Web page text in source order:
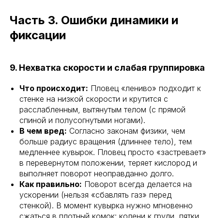
Часть 3. Ошибки динамики и
фиксации
9. Нехватка скорости и слабая группировка
Что происходит: Пловец «лениво» подходит к
стенке на низкой скорости и крутится с
расслабленным, вытянутым телом (с прямой
спиной и полусогнутыми ногами).
В чем вред: Согласно законам физики, чем
больше радиус вращения (длиннее тело), тем
медленнее кувырок. Пловец просто «застревает»
в перевернутом положении, теряет кислород и
выполняет поворот неоправданно долго.
Как правильно: Поворот всегда делается на
ускорении (нельзя «сбавлять газ» перед
стенкой). В момент кувырка нужно мгновенно
сжаться в плотный комок: колени к груди, пятки